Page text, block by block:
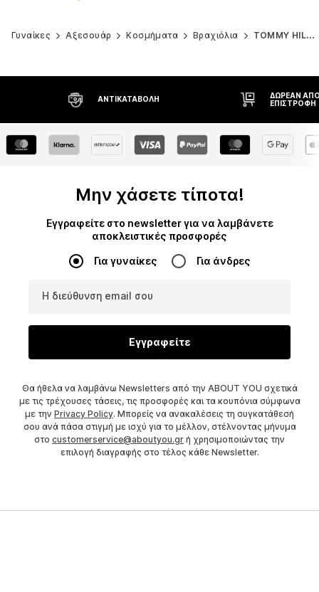
Γυναίκες Αξεσουάρ Κοσμήματα Βραχιόλια TOMMY HILFIGER
ΑΝΤΙΚΑΤΑΒΟΛΉ
ΔΩΡΕΆΝ
ΕΠΙΣΤΡΟΦΉ
Μην χάσετε τίποτα!
Εγγραφείτε στο newsletter για να λαμβάνετε
αποκλειστικές προσφορές
Για γυναίκες Για άνδρες
Η διεύθυνση email σου
Εγγραφείτε
Θα ήθελα να λαμβάνω Newsletters από την ABOUT YOU σχετικά
με τις τρέχουσες τάσεις, τις προσφορές και τα κουπόνια σύμφωνα
με την Privacy Policy. Μπορείς να ανακαλέσεις τη συγκατάθεσή
σου ανά πάσα στιγμή με ισχύ για το μέλλον, στέλνοντας μήνυμα
στο customerservice@aboutyou.gr ή χρησιμοποιώντας την
επιλογή διαγραφής στο τέλος κάθε Newsletter.